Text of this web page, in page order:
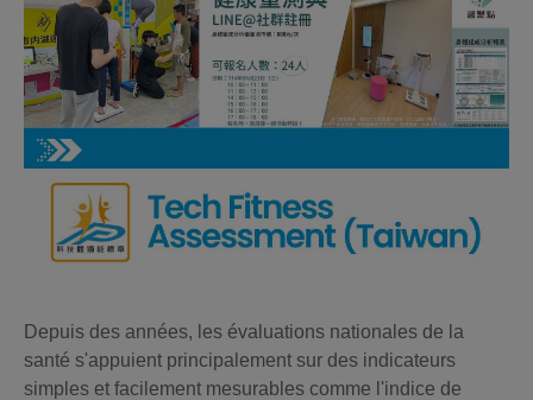
Depuis des années, les évaluations nationales de la
santé s'appuient principalement sur des indicateurs
simples et facilement mesurables comme l'indice de